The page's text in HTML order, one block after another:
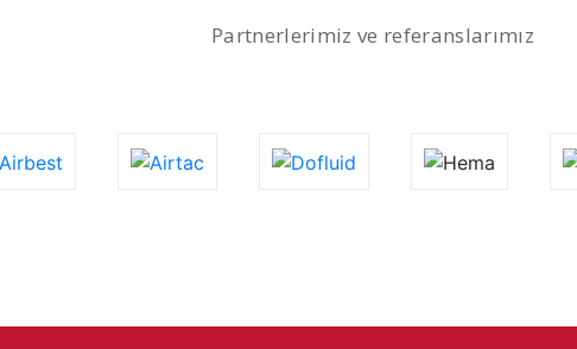
Partnerlerimiz ve referanslarımız